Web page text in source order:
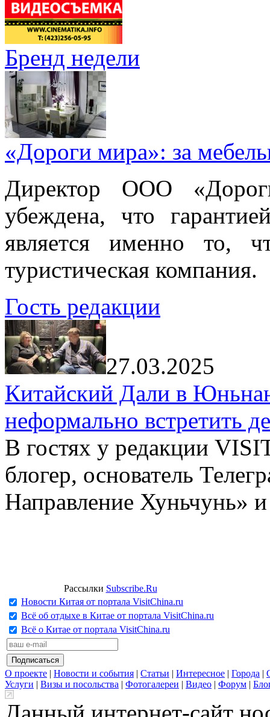
Бренд недели
«Дороги мира»: за
Директор ООО
убеждена, что
является именно то,
туристическая компания.
Гость редакции
27.03.2025
Китайский Дали в
неформально встретить
В гостях у редакции
блогер, основатель
Направление Хуньчунь»
Рассылки Subscribe.Ru
Новости Китая от портала VisitChina.ru
Всё об отдыхе в Китае от портала VisitChina.ru
Всё о Китае от портала VisitChina.ru
О проекте | Новости и события | Статьи | Интересное | Города |
Услуги | Визы и посольства | Фотогалереи | Видео | Форум |